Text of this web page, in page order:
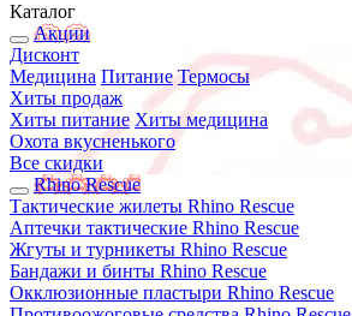
Каталог
Акции
Дисконт
Медицина Питание Термосы
Хиты продаж
Хиты питание Хиты медицина
Охота вкусненького
Все скидки
Rhino Rescue
Тактические жилеты Rhino Rescue
Аптечки тактические Rhino Rescue
Жгуты и турникеты Rhino Rescue
Бандажи и бинты Rhino Rescue
Окклюзионные пластыри Rhino Rescue